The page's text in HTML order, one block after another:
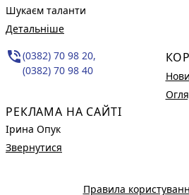
Шукаєм таланти
Детальніше
phone_in_talk(0382) 70 98 20,
(0382) 70 98 40
РЕКЛАМА НА САЙТІ
Ірина Опук
Звернутися
Правила